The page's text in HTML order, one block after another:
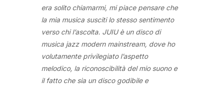
era solito chiamarmi, mi piace pensare che
la mia musica susciti lo stesso sentimento
verso chi l’ascolta. JUIU è un disco di
musica jazz modern mainstream, dove ho
volutamente privilegiato l’aspetto
melodico, la riconoscibilità del mio suono e
il fatto che sia un disco godibile e